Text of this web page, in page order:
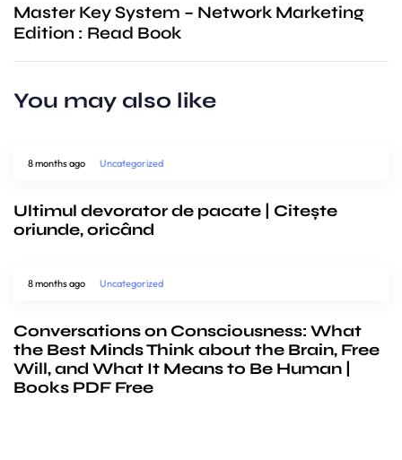
Master Key System – Network Marketing
Edition : Read Book
You may also like
8 months ago Uncategorized
Ultimul devorator de pacate | Citește
oriunde, oricând
8 months ago Uncategorized
Conversations on Consciousness: What
the Best Minds Think about the Brain, Free
Will, and What It Means to Be Human |
Books PDF Free